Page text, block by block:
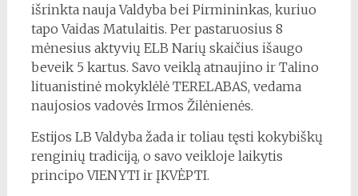
išrinkta nauja Valdyba bei Pirmininkas, kuriuo
tapo Vaidas Matulaitis. Per pastaruosius 8
mėnesius aktyvių ELB Narių skaičius išaugo
beveik 5 kartus. Savo veiklą atnaujino ir Talino
lituanistinė mokyklėlė TERELABAS, vedama
naujosios vadovės Irmos Žilėnienės.
Estijos LB Valdyba žada ir toliau tęsti kokybiškų
renginių tradiciją, o savo veikloje laikytis
principo VIENYTI ir ĮKVĖPTI.